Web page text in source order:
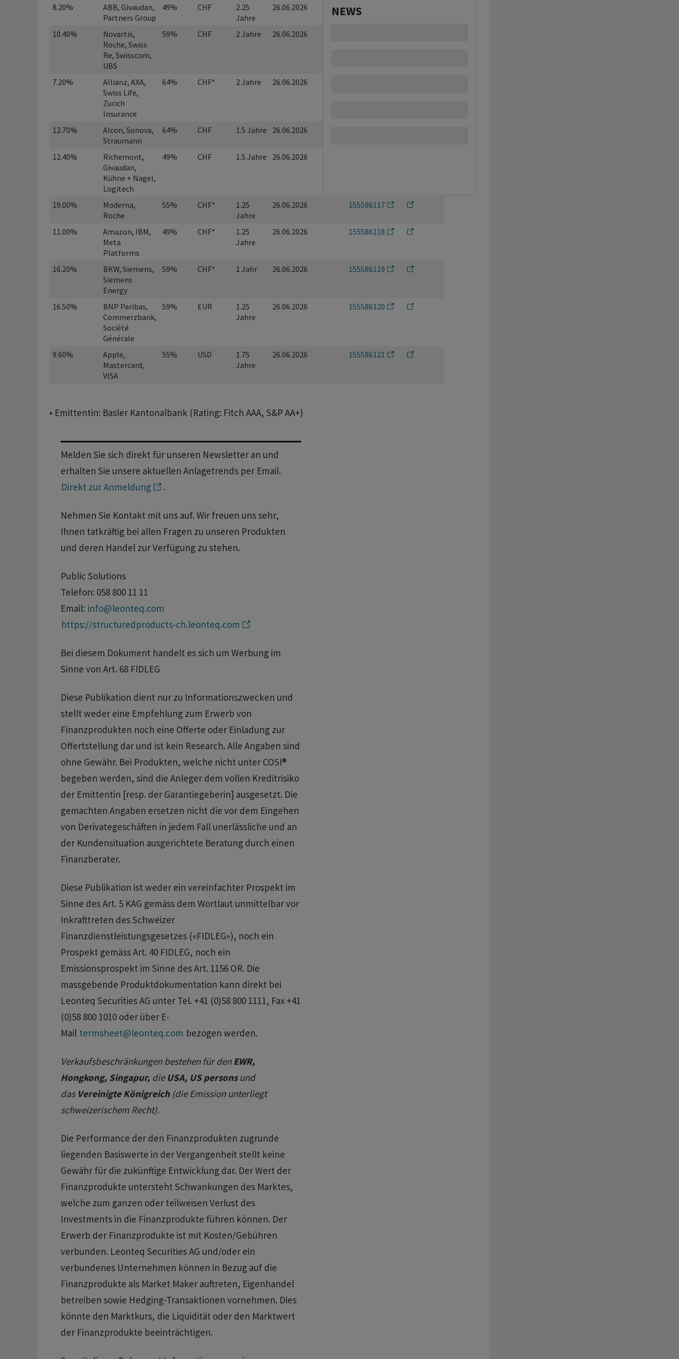
8.20%
ABB, Givaudan,
Partners Group
49% CHF
2.25
Jahre
26.06.2026 155586112
10.40%
Novartis,
Roche, Swiss
Re, Swisscom,
UBS
59% CHF 2 Jahre 26.06.2026
7.20%
Allianz, AXA,
Swiss Life,
Zurich
Insurance
64% CHF* 2 Jahre 26.06.2026
12.70%
Alcon, Sonova,
Straumann
64% CHF 1.5 Jahre 26.06.2026
12.40%
Richemont,
Givaudan,
Kühne + Nagel,
Logitech
49% CHF 1.5 Jahre 26.06.2026
19.00%
Moderna,
Roche
55% CHF*
1.25
Jahre
26.06.2026 155586117
11.00%
Amazon, IBM,
Meta
Platforms
49% CHF*
1.25
Jahre
26.06.2026 155586118
16.20%
BKW, Siemens,
Siemens
Energy
59% CHF* 1 Jahr 26.06.2026 155586119
16.50%
BNP Paribas,
Commerzbank,
Société
Générale
59% EUR
1.25
Jahre
26.06.2026 155586120
9.60%
Apple,
Mastercard,
VISA
55% USD
1.75
Jahre
26.06.2026 155586121
• Emittentin: Basler Kantonalbank (Rating: Fitch AAA, S&P AA+)
Melden Sie sich direkt für unseren Newsletter an und
erhalten Sie unsere aktuellen Anlagetrends per Email.
Direkt zur Anmeldung
.
Nehmen Sie Kontakt mit uns auf. Wir freuen uns sehr,
Ihnen tatkräftig bei allen Fragen zu unseren Produkten
und deren Handel zur Verfügung zu stehen.
Public Solutions
Telefon: 058 800 11 11
Email: info@leonteq.com
https://structuredproducts-ch.leonteq.com
Bei diesem Dokument handelt es sich um Werbung im
Sinne von Art. 68 FIDLEG
Diese Publikation dient nur zu Informationszwecken und
stellt weder eine Empfehlung zum Erwerb von
Finanzprodukten noch eine Offerte oder Einladung zur
Offertstellung dar und ist kein Research. Alle Angaben sind
ohne Gewähr. Bei Produkten, welche nicht unter COSI®
begeben werden, sind die Anleger dem vollen Kreditrisiko
der Emittentin [resp. der Garantiegeberin] ausgesetzt. Die
gemachten Angaben ersetzen nicht die vor dem Eingehen
von Derivategeschäften in jedem Fall unerlässliche und an
der Kundensituation ausgerichtete Beratung durch einen
Finanzberater.
Diese Publikation ist weder ein vereinfachter Prospekt im
Sinne des Art. 5 KAG gemäss dem Wortlaut unmittelbar vor
Inkrafttreten des Schweizer
Finanzdienstleistungsgesetzes («FIDLEG»), noch ein
Prospekt gemäss Art. 40 FIDLEG, noch ein
Emissionsprospekt im Sinne des Art. 1156 OR. Die
massgebende Produktdokumentation kann direkt bei
Leonteq Securities AG unter Tel. +41 (0)58 800 1111, Fax +41
(0)58 800 1010 oder über E-
Mail termsheet@leonteq.com bezogen werden.
Verkaufsbeschränkungen bestehen für denEWR,
Hongkong, Singapur, die USA, US personsund
das Vereinigte Königreich (die Emission unterliegt
schweizerischem Recht).
Die Performance der den Finanzprodukten zugrunde
liegenden Basiswerte in der Vergangenheit stellt keine
Gewähr für die zukünftige Entwicklung dar. Der Wert der
Finanzprodukte untersteht Schwankungen des Marktes,
welche zum ganzen oder teilweisen Verlust des
Investments in die Finanzprodukte führen können. Der
Erwerb der Finanzprodukte ist mit Kosten/Gebühren
verbunden. Leonteq Securities AG und/oder ein
verbundenes Unternehmen können in Bezug auf die
Finanzprodukte als Market Maker auftreten, Eigenhandel
betreiben sowie Hedging-Transaktionen vornehmen. Dies
könnte den Marktkurs, die Liquidität oder den Marktwert
der Finanzprodukte beeinträchtigen.
NEWS